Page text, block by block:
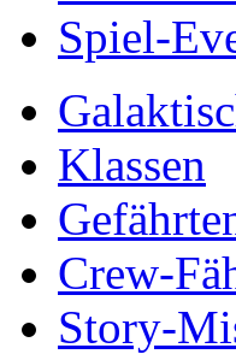
Spiel-
Klassen
Crew-
Story-